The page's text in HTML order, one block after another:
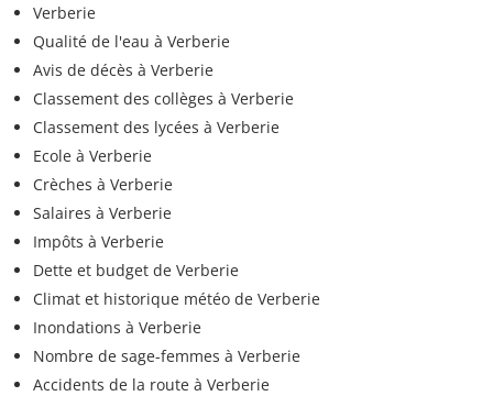
Verberie
Qualité de l'eau à Verberie
Avis de décès à Verberie
Classement des collèges à Verberie
Classement des lycées à Verberie
Ecole à Verberie
Crèches à Verberie
Salaires à Verberie
Impôts à Verberie
Dette et budget de Verberie
Climat et historique météo de Verberie
Inondations à Verberie
Nombre de sage-femmes à Verberie
Accidents de la route à Verberie